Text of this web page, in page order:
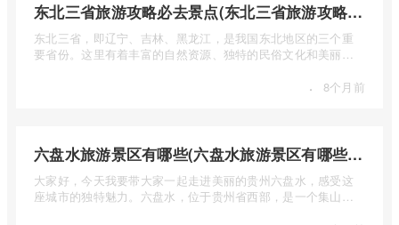
东北三省旅游攻略必去景点(东北三省旅游攻略必去景点视频介绍)
东北三省，即辽宁、吉林、黑龙江，是我国东北地区的三个重
要省份。这里有着丰富的自然资源、独特的民俗文化和美丽的
· 8个月前
六盘水旅游景区有哪些(六盘水旅游景区有哪些景点值得去)
大家好，今天我要带大家一起走进美丽的贵州六盘水，感受这
座城市的独特魅力。六盘水，位于贵州省西部，是一个集山水